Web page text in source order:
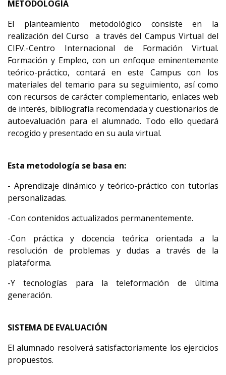
METODOLOGÍA
El planteamiento metodológico consiste en la
realización del Curso a través del Campus Virtual del
CIFV.-Centro Internacional de Formación Virtual.
Formación y Empleo, con un enfoque eminentemente
teórico-práctico, contará en este Campus con los
materiales del temario para su seguimiento, así como
con recursos de carácter complementario, enlaces web
de interés, bibliografía recomendada y cuestionarios de
autoevaluación para el alumnado. Todo ello quedará
recogido y presentado en su aula virtual.
Esta metodología se basa en:
- Aprendizaje dinámico y teórico-práctico con tutorías
personalizadas.
-Con contenidos actualizados permanentemente.
-Con práctica y docencia teórica orientada a la
resolución de problemas y dudas a través de la
plataforma.
-Y tecnologías para la teleformación de última
generación.
SISTEMA DE EVALUACIÓN
El alumnado resolverá satisfactoriamente los ejercicios
propuestos.